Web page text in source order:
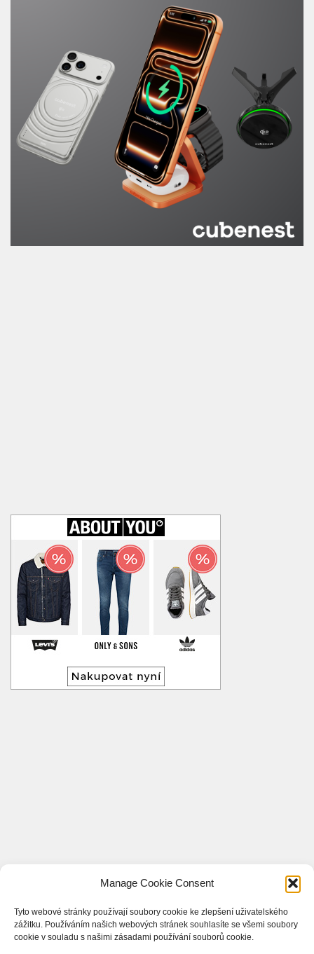
Manage Cookie Consent
Tyto webové stránky používají soubory cookie ke zlepšení uživatelského
zážitku. Používáním našich webových stránek souhlasíte se všemi soubory
cookie v souladu s našimi zásadami používání souborů cookie.